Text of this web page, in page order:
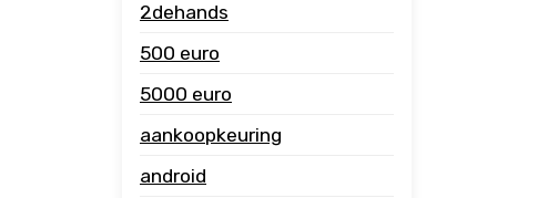
2dehands
500 euro
5000 euro
aankoopkeuring
android